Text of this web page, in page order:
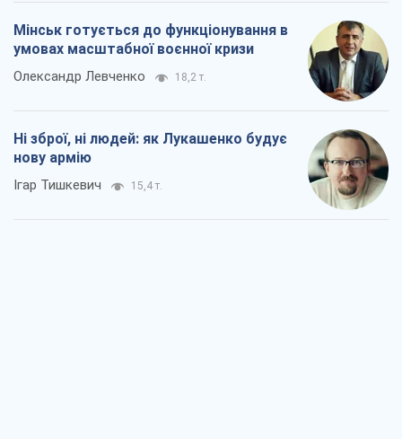
Мінськ готується до функціонування в
умовах масштабної воєнної кризи
Олександр Левченко 18,2 т.
Ні зброї, ні людей: як Лукашенко будує
нову армію
Ігар Тишкевич 15,4 т.